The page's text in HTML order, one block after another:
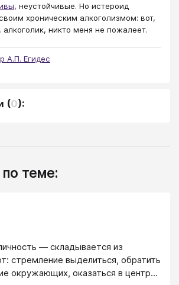
, неустойчивые. Но истероид
хроническим алкоголизмом: вот,
алкоголик, никто меня не пожалеет.
А.П. Егидес
(0):
теме:
— складывается из
стремление выделиться, обратить
окружающих, оказаться в центре